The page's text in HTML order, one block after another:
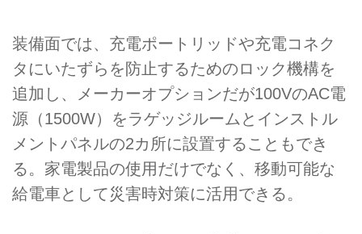
装備面では、充電ポートリッドや充電コネク
タにいたずらを防止するためのロック機構を
追加し、メーカーオプションだが100VのAC電
源（1500W）をラゲッジルームとインストル
メントパネルの2カ所に設置することもでき
る。家電製品の使用だけでなく、移動可能な
給電車として災害時対策に活用できる。